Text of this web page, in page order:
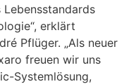
erklärt
Pflüger. „Als neuer
freuen wir uns
Systemlösung,